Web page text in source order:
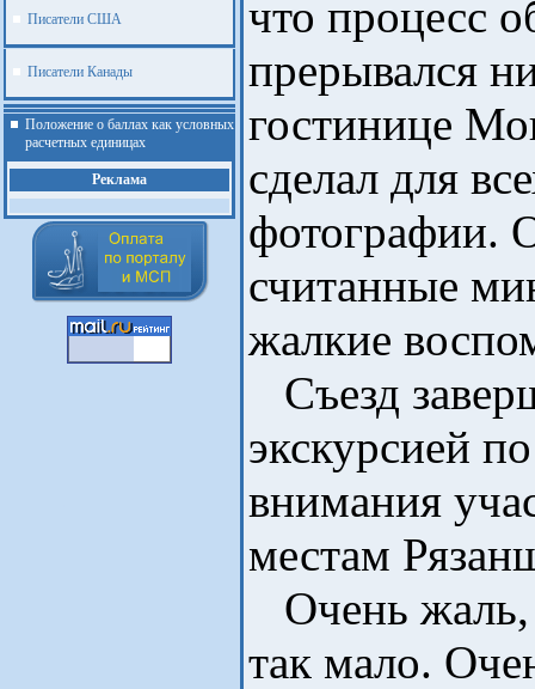
Писатели США
Писатели Канады
Положение о баллах как условных
расчетных единицах
Реклама
что процесс
прерывался
гостинице
сделал для
фотографии.
считанные
жалкие
Съезд
экскурсией
внимания
местам
Очень жаль,
так мало.